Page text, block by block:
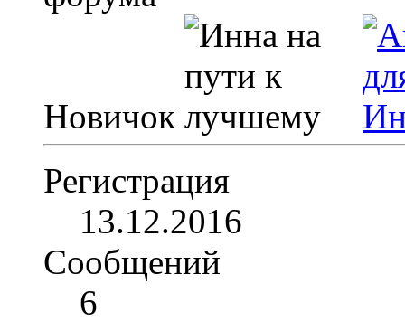
Новичок
Регистрация
13.12.2016
Сообщений
6